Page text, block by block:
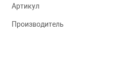
Артикул
Производитель